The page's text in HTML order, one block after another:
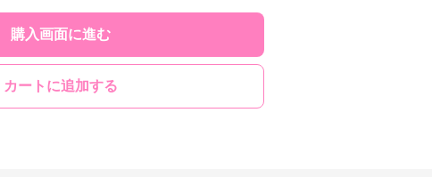
購入画面に進む
カートに追加する